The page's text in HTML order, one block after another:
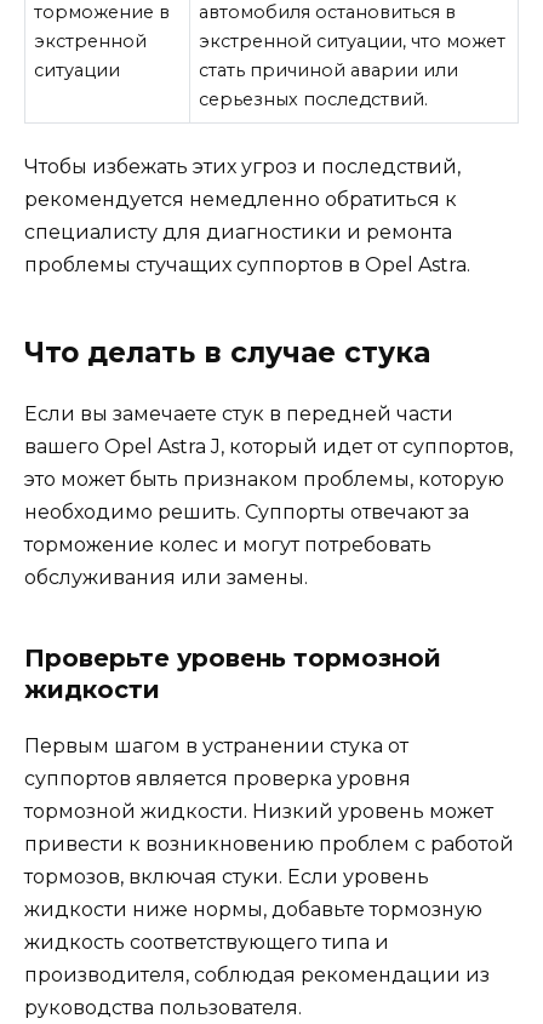
торможение в
экстренной
ситуации
автомобиля остановиться в
экстренной ситуации, что может
стать причиной аварии или
серьезных последствий.
Чтобы избежать этих угроз и последствий,
рекомендуется немедленно обратиться к
специалисту для диагностики и ремонта
проблемы стучащих суппортов в Opel Astra.
Что делать в случае стука
Если вы замечаете стук в передней части
вашего Opel Astra J, который идет от суппортов,
это может быть признаком проблемы, которую
необходимо решить. Суппорты отвечают за
торможение колес и могут потребовать
обслуживания или замены.
Проверьте уровень тормозной
жидкости
Первым шагом в устранении стука от
суппортов является проверка уровня
тормозной жидкости. Низкий уровень может
привести к возникновению проблем с работой
тормозов, включая стуки. Если уровень
жидкости ниже нормы, добавьте тормозную
жидкость соответствующего типа и
производителя, соблюдая рекомендации из
руководства пользователя.